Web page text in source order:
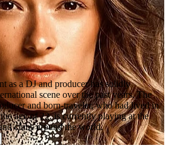
as a DJ and producer has solidly
scene over the past years. The
and born-traveler, who had lived in
age of 22, is currently playing at the
clubs around the world.